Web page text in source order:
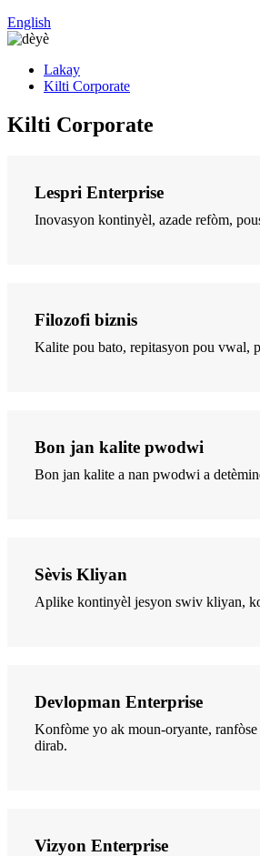
English
Lakay
Kilti Corporate
Kilti Corporate
Lespri Enterprise
Inovasyon kontinyèl, azade refòm,
Filozofi biznis
Kalite pou bato, repitasyon pou vwal,
Bon jan kalite pwodwi
Bon jan kalite a nan pwodwi a
Sèvis Kliyan
Aplike kontinyèl jesyon swiv kliyan,
Devlopman Enterprise
Konfòme yo ak moun-oryante,
dirab.
Vizyon Enterprise